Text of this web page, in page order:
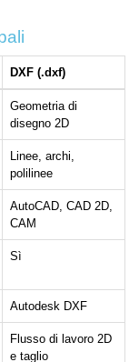
DXF (.dxf)
Geometria di
disegno 2D
Linee, archi,
polilinee
AutoCAD, CAD 2D,
CAM
Sì
Autodesk DXF
Flusso di lavoro 2D
e taglio